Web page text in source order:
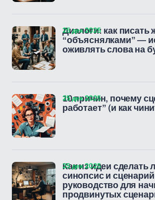
Диалоги: как писать
“объяснялками” —
оживлять слова на
25 дек 2025
10 причин, почему
работает” (и как
25 дек 2025
Как из идеи сделать
синопсис и
руководство для
продвинутых
25 дек 2025